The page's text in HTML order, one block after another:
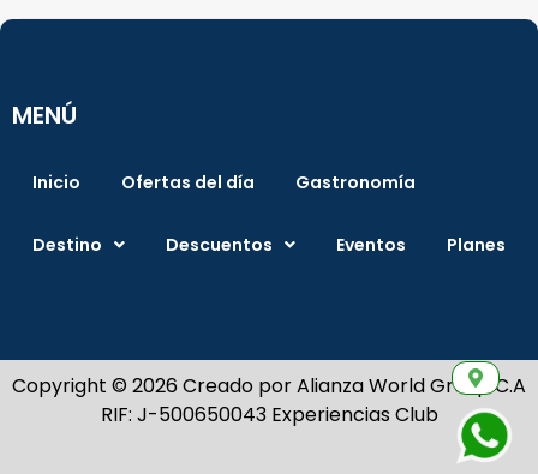
MENÚ
Inicio Ofertas del día Gastronomía
Destino Descuentos Eventos Planes
Copyright © 2026 Creado por Alianza World Group C.A
RIF: J-500650043 Experiencias Club